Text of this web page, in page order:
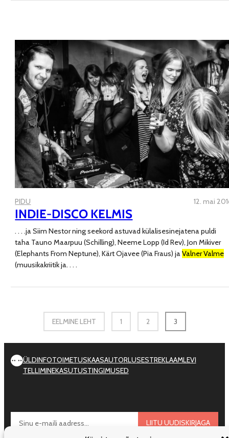
PIDU 12. mai
INDIE-DISCO KELMIS
. . . .ja Siim Nestor ning seekord astuvad külalisesinejatena puldi
taha Tauno Maarpuu (Schilling), Neeme Lopp (Id Rev), Jon Mikiver
(Elephants From Neptune), Kärt Ojavee (Pia Fraus) jaValner Valme
(muusikakriitik ja. . . .
EELMINE LEHT 1 2 3
ÜLDINFOTOIMETUSKAASAUTORLUSESTREKLAAMLEVI
TELLIMINEKASUTUSTINGIMUSED
LIITU UUDISKIRJAGA